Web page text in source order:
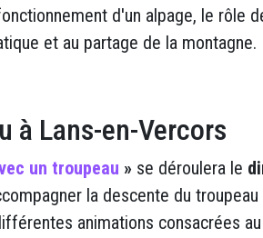
d'un alpage, le rôle
et au partage de la montagne.
à Lans-en-Vercors
un troupeau » se déroulera le
la descente du
animations consacrées